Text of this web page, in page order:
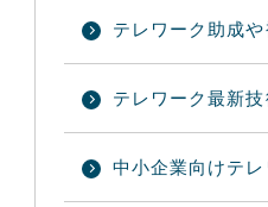
テレワーク助成や
テレワーク最新技
中小企業向けテ